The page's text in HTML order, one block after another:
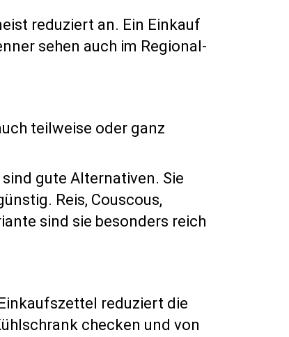
reduziert an. Ein Einkauf
sehen auch im Regional-
teilweise oder ganz
gute Alternativen. Sie
Reis, Couscous,
sind sie besonders reich
reduziert die
checken und von